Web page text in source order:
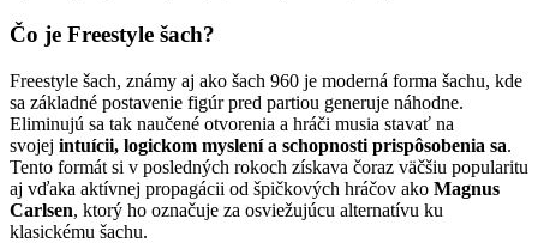
Čo je Freestyle šach?
Freestyle šach, známy aj ako šach 960 je moderná forma šachu, kde
sa základné postavenie figúr pred partiou generuje náhodne.
Eliminujú sa tak naučené otvorenia a hráči musia stavať na
svojej intuícii, logickom myslení a schopnosti prispôsobenia sa.
Tento formát si v posledných rokoch získava čoraz väčšiu popularitu
aj vďaka aktívnej propagácii od špičkových hráčov ako Magnus
Carlsen, ktorý ho označuje za osviežujúcu alternatívu ku
klasickému šachu.